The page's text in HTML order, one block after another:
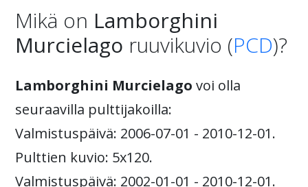
Mikä on Lamborghini
Murcielago ruuvikuvio (PCD)?
Lamborghini Murcielago voi olla
seuraavilla pulttijakoilla:
Valmistuspäivä: 2006-07-01 - 2010-12-01.
Pulttien kuvio: 5x120.
Valmistuspäivä: 2002-01-01 - 2010-12-01.